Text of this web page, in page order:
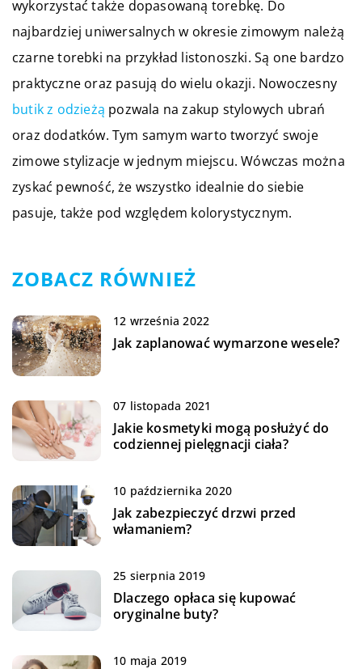
wykorzystać także dopasowaną torebkę. Do
najbardziej uniwersalnych w okresie zimowym należą
czarne torebki na przykład listonoszki. Są one bardzo
praktyczne oraz pasują do wielu okazji. Nowoczesny
butik z odzieżą pozwala na zakup stylowych ubrań
oraz dodatków. Tym samym warto tworzyć swoje
zimowe stylizacje w jednym miejscu. Wówczas można
zyskać pewność, że wszystko idealnie do siebie
pasuje, także pod względem kolorystycznym.
ZOBACZ RÓWNIEŻ
12 września 2022
Jak zaplanować wymarzone wesele?
07 listopada 2021
Jakie kosmetyki mogą posłużyć do
codziennej pielęgnacji ciała?
10 października 2020
Jak zabezpieczyć drzwi przed
włamaniem?
25 sierpnia 2019
Dlaczego opłaca się kupować
oryginalne buty?
10 maja 2019